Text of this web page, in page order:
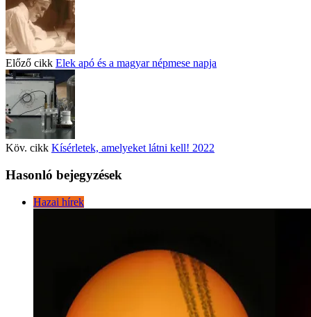
Előző cikk Elek apó és a magyar népmese napja
Köv. cikk Kísérletek, amelyeket látni kell! 2022
Hasonló bejegyzések
Hazai hírek